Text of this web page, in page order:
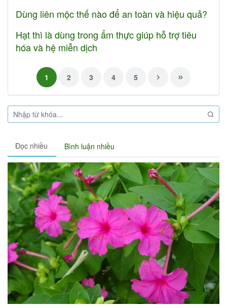
Dùng liên mộc thế nào để an toàn và hiệu quả?
Hạt thì là dùng trong ẩm thực giúp hỗ trợ tiêu
hóa và hệ miễn dịch
1 2 3 4 5
Đọc nhiều Bình luận nhiều